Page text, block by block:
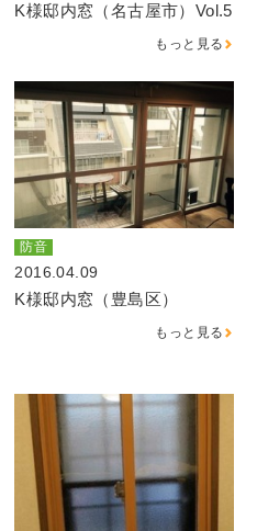
K様邸内窓（名古屋市）Vol.5
もっと見る
防音
2016.04.09
K様邸内窓（豊島区）
もっと見る